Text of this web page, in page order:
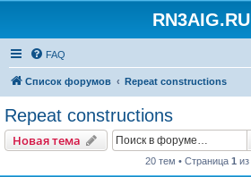
RN3AIG.RU
FAQ
Список форумов Repeat constructions
Repeat constructions
Новая тема
20 тем • Страница 1 из